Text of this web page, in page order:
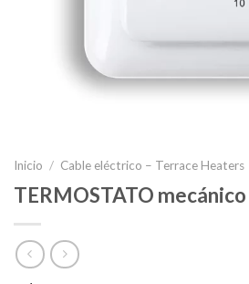
Inicio / Cable eléctrico – Terrace Heaters
TERMOSTATO mecánico